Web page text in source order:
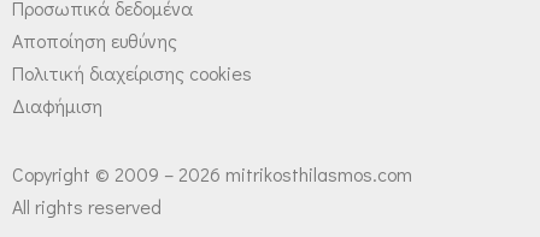
Προσωπικά δεδομένα
Αποποίηση ευθύνης
Πολιτική διαχείρισης cookies
Διαφήμιση
Copyright © 2009 – 2026 mitrikosthilasmos.com
All rights reserved